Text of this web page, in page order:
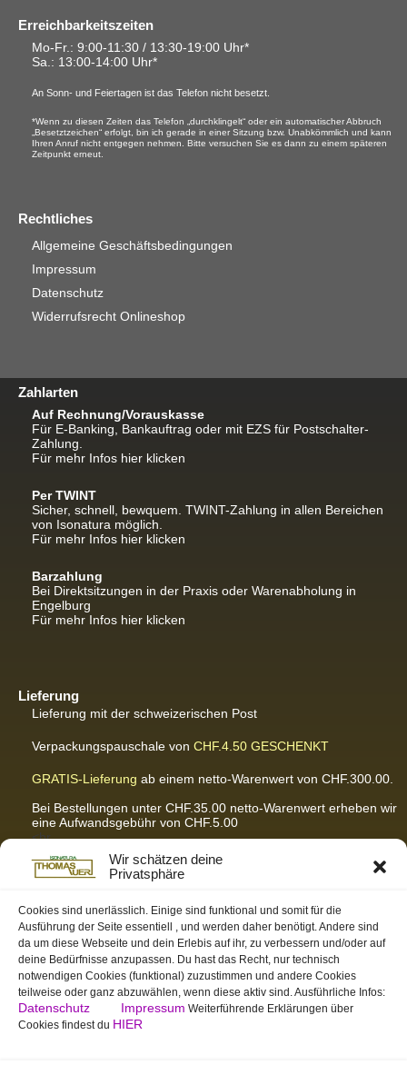
Wir schätzen deine
Privatsphäre
Cookies sind unerlässlich. Einige sind funktional und somit für die
Ausführung der Seite essentiell , und werden daher benötigt. Andere sind
da um diese Webseite und dein Erlebis auf ihr, zu verbessern und/oder auf
deine Bedürfnisse anzupassen. Du hast das Recht, nur technisch
notwendigen Cookies (funktional) zuzustimmen und andere Cookies
teilweise oder ganz abzuwählen, wenn diese aktiv sind. Ausführliche Infos:
Datenschutz Impressum Weiterführende Erklärungen über
Cookies findest du HIER
Erreichbarkeitszeiten
Mo-Fr.: 9:00-11:30 / 13:30-19:00 Uhr*
Sa. : 13:00-14:00 Uhr*
An Sonn- und Feiertagen ist das Telefon nicht besetzt.
*Wenn zu diesen Zeiten das Telefon „durchklingelt“ oder ein automatischer Abbruch
„Besetztzeichen“ erfolgt, bin ich gerade in einer Sitzung bzw. Unabkömmlich und kann
Ihren Anruf nicht entgegen nehmen. Bitte versuchen Sie es dann zu einem späteren
Zeitpunkt erneut.
Rechtliches
Allgemeine Geschäftsbedingungen
Impressum
Datenschutz
Widerrufsrecht Onlineshop
Zahlarten
Auf Rechnung/Vorauskasse
Für E-Banking, Bankauftrag oder mit EZS für Postschalter-
Zahlung.
Für mehr Infos hier klicken
Per TWINT
Sicher, schnell, bewquem. TWINT-Zahlung in allen Bereichen
von Isonatura möglich.
Für mehr Infos hier klicken
Barzahlung
Bei Direktsitzungen in der Praxis oder Warenabholung in
Engelburg
Für mehr Infos hier klicken
Lieferung
Lieferung mit der schweizerischen Post
Verpackungspauschale von CHF.4.50 GESCHENKT
GRATIS-Lieferung ab einem netto-Warenwert von CHF.300.00.
Bei Bestellungen unter CHF.35.00 netto-Warenwert erheben wir
eine Aufwandsgebühr von CHF.5.00
<br
Für ausführliche Infos hier klicken
Partnerseiten / Empfehlungen
K-Wellness – Karin Meier
Massagen und Kosmetik. Gönnen Sie sich was Gutes.
S&S Informatik GmbH
Ihr Partner für zukunftsorientierte Informatik